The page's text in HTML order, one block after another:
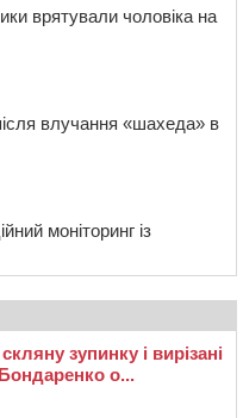
врятували чоловіка на
влучання «шахеда» в
моніторинг із
зупинку і вирізані
о...